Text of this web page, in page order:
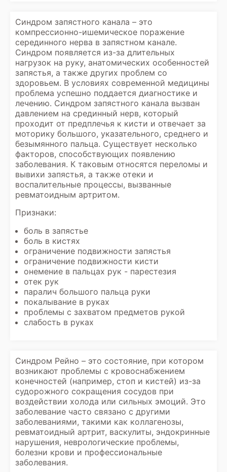
Синдром запястного канала – это
компрессионно-ишемическое поражение
серединного нерва в запястном канале.
Синдром появляется из-за длительных
нагрузок на руку, анатомических особенностей
запястья, а также других проблем со
здоровьем. В условиях современной медицины
проблема успешно поддается диагностике и
лечению. Синдром запястного канала вызван
давлением на срединный нерв, который
проходит от предплечья к кисти и отвечает за
моторику большого, указательного, среднего и
безымянного пальца. Существует несколько
факторов, способствующих появлению
заболевания. К таковым относятся переломы и
вывихи запястья, а также отеки и
воспалительные процессы, вызванные
ревматоидным артритом.
Признаки:
боль в запястье
боль в кистях
ограничение подвижности запястья
ограничение подвижности кисти
онемение в пальцах рук - парестезия
отек рук
паралич большого пальца руки
покалывание в руках
проблемы с захватом предметов рукой
слабость в руках
Синдром Рейно – это состояние, при котором
возникают проблемы с кровоснабжением
конечностей (например, стоп и кистей) из-за
судорожного сокращения сосудов при
воздействии холода или сильных эмоций. Это
заболевание часто связано с другими
заболеваниями, такими как коллагенозы,
ревматоидный артрит, васкулиты, эндокринные
нарушения, неврологические проблемы,
болезни крови и профессиональные
заболевания.